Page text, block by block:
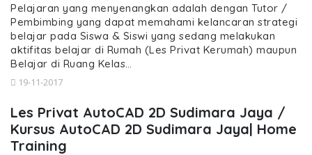
Pelajaran yang menyenangkan adalah dengan Tutor /
Pembimbing yang dapat memahami kelancaran strategi
belajar pada Siswa & Siswi yang sedang melakukan
aktifitas belajar di Rumah (Les Privat Kerumah) maupun
Belajar di Ruang Kelas…
19-11-2017
Les Privat AutoCAD 2D Sudimara Jaya /
Kursus AutoCAD 2D Sudimara Jaya| Home
Training